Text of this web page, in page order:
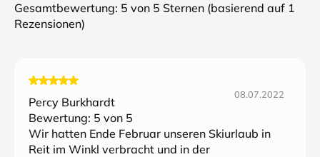
Gesamtbewertung: 5 von 5 Sternen (basierend auf 1
Rezensionen)
Percy Burkhardt
08.07.2022
Bewertung: 5 von 5
Wir hatten Ende Februar unseren Skiurlaub in
Reit im Winkl verbracht und in der